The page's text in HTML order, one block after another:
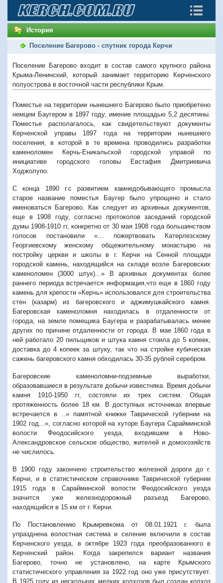
История
Поселение Багерово - спутник города Керчи
Поселение Багерово входит в состав самого крупного района
Крыма-Ленинский, который занимает территорию Керченского
полуострова в восточной части республики Крым.
Поместье на территории нынешнего Багерово было приобретено
немцем Баугером в 1897 году, имение площадью 5,2 десятины.
Поместье располагалось, как свидетельствуют документы
Керченской управы 1897 года на территории нынешнего
поселения, в которой в те времена проводились разработки
каменоломен Керчь-Еникальской городской управой по
инициативе городского головы Евстафия Дмитриевича
Ходжолупо.
С конца 1890 г.с развитием камнедобывающего промысла
старое название поместья Баугер было упрощено и стало
именоваться Багерово. Как следует из архивных документов,
еще в 1908 году, согласно протоколов заседаний городской
думы 1908-1910 гг, конкретно от 30 мая 1908 года большинством
голосов постановили «... пожертвовать Катерлезскому
Георгиевскому женскому общежительному монастырю на
постройку церкви и школы в г. Керчи на Сенной площади
городской камень, находящийся на складе возле Багеровских
каменоломен (3000 штук)...» В архивных документах более
раннего периода встречается информация,что еще в 1860 году
камень для крепости «Керчь» использовался для строительства
стен (казарм) из багеровского и аджимушкайского камня.
Багеровская каменоломня находилась в отдаленности от
города, на земле помещика Баугера и разрабатывалась менее
других по причине отдаленности от города. В мае 1860 года в
ней работало 20 пильщиков и штука камня стоила до 5 копеек,
доставка до 4 копеек за штуку, так что на стройке кубическая
сажень багеровского камня обходилась 30-35 рублей серебром.
Багеровские каменоломни-подземные выработки,
образовавшиеся в результате добычи известняка. Время добычи
камня 1910-1950 гг, состояли их трех систем. Общая
протяженность более 18 км. В доступных источниках впервые
встречается в ..» памятной книжке Таврической губернии на
1902 год...», согласно которой на хуторе Баугера Сарайминской
волости Феодосийского уезда, входившем в Ново-
Александровское сельское общество, жителей и домохозяйств
не числилось.
В 1900 году закончено строительство железной дороги до г.
Керчи, и в статистическом справочнике Таврической губернии
1915 года в Сарайминской волости Феодосийского уезда
значится уже железнодорожный разъезд Багерово,
находящийся в 15 км от г. Керчи.
По Постановлению Крымревкома от 08.01.1921 г. была
упразднена волостная система и селение включили в состав
Керченского уезда, в октябре 1923 года преобразованного в
Керченский район. Когда закрепился вариант названия
Багерово, точно не установлено, на карте Крымского
статистического управления за 1922 год оно уже присутствует.
В 1925 году из нескольких мелких колхозов был создан колхоз